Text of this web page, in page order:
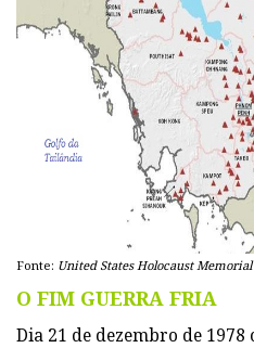
Fonte: United States Holocaust
O FIM GUERRA FRIA
Dia 21 de dezembro de